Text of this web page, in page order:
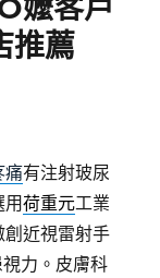
嬤客戶
推薦
痛有注射玻尿
用荷重元工業
近視雷射手
力。皮膚科